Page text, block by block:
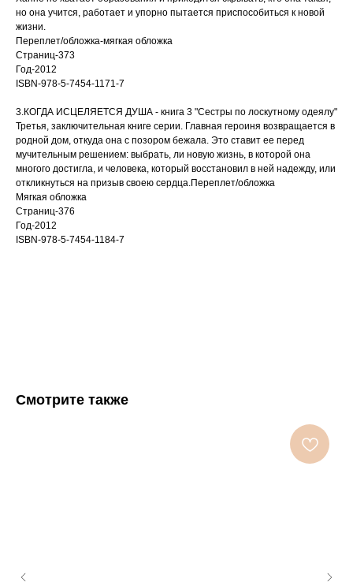
но она учится, работает и упорно пытается приспособиться к новой
жизни.
Переплет/обложка-мягкая обложка
Страниц-373
Год-2012
ISBN-978-5-7454-1171-7
3.КОГДА ИСЦЕЛЯЕТСЯ ДУША - книга 3 "Сестры по лоскутному одеялу"
Третья, заключительная книге серии. Главная героиня возвращается в
родной дом, откуда она с позором бежала. Это ставит ее перед
мучительным решением: выбрать, ли новую жизнь, в которой она
многого достигла, и человека, который восстановил в ней надежду, или
откликнуться на призыв своею сердца.Переплет/обложка
Мягкая обложка
Страниц-376
Год-2012
ISBN-978-5-7454-1184-7
Смотрите также